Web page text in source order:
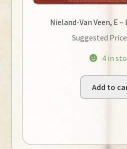
Nieland-Van Veen, E
Suggested
4 in
Add to